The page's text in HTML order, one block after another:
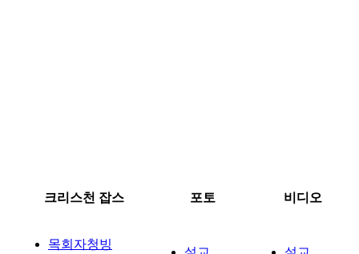
크리스천 잡스 포토 비디오
목회자청빙